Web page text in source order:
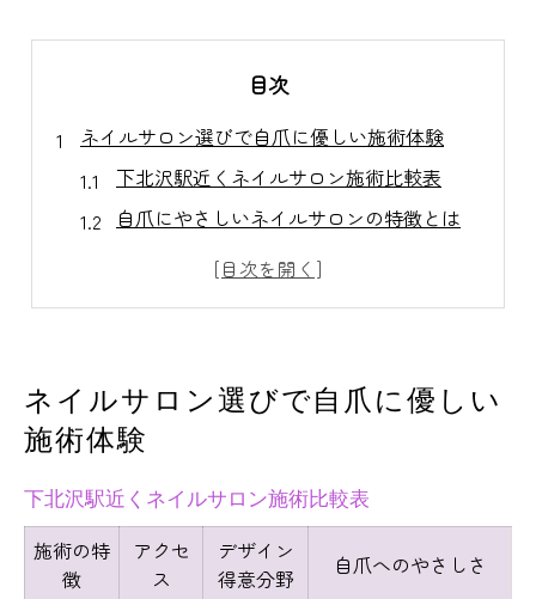
目次
ネイルサロン選びで自爪に優しい施術体験
下北沢駅近くネイルサロン施術比較表
自爪にやさしいネイルサロンの特徴とは
リラックス空間でネイルサロン体験を満喫
自爪の健康を守る下北沢駅周辺の秘密
ネイルサロン別自爪ケアサービス一覧
健康な自爪を保つネイル施術の流れ
下北沢駅周辺で注目の自爪ケア法
ネイルサロンで実践する自爪育成術
自爪ダメージを防ぐポイント
ネイルサロン選びで自爪に優しい
施術体験
下北沢駅近くネイルサロン施術比較表
施術の特
徴
アクセ
ス
デザイン
得意分野
自爪へのやさしさ